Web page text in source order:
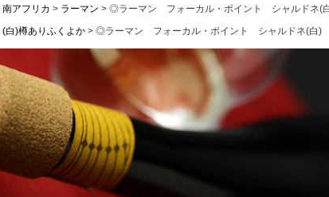
南アフリカ ラーマン
◎ラーマン フォーカル・ポイント シャルドネ(
(白)樽ありふくよか ◎ラーマン フォーカル・ポイント シャルドネ(白)